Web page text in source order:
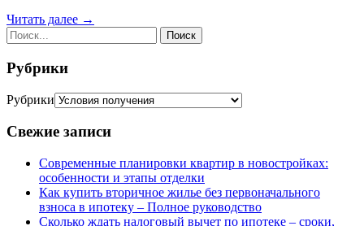
Читать далее →
Рубрики
Рубрики
Свежие записи
Современные планировки квартир в новостройках:
особенности и этапы отделки
Как купить вторичное жилье без первоначального
взноса в ипотеку – Полное руководство
Сколько ждать налоговый вычет по ипотеке – сроки,